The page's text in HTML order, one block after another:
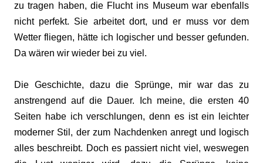
zu tragen haben, die Flucht ins Museum war ebenfalls
nicht perfekt. Sie arbeitet dort, und er muss vor dem
Wetter fliegen, hätte ich logischer und besser gefunden.
Da wären wir wieder bei zu viel.
Die Geschichte, dazu die Sprünge, mir war das zu
anstrengend auf die Dauer. Ich meine, die ersten 40
Seiten habe ich verschlungen, denn es ist ein leichter
moderner Stil, der zum Nachdenken anregt und logisch
alles beschreibt. Doch es passiert nicht viel, weswegen